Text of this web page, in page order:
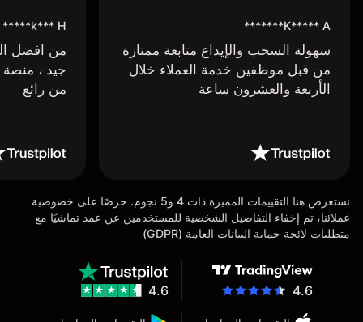
K***** A*******
سهولة السحب والإيداع متابعة ممتازة
من قبل موظفين خدمة العملاء خلال
الأربعة والعشرون ساعة
k*** H*****
من افضل
جيد ،
من رائع
نستعرض هنا التقييمات المميزة ذات 4 و5 نجوم. حرصًا على خصوصية
عملائنا، تم إخفاء التفاصيل الشخصية للمستخدمين عن عمد تماشيًا مع
متطلبات لائحة حماية البيانات العامة (GDPR)
4.6
4.6